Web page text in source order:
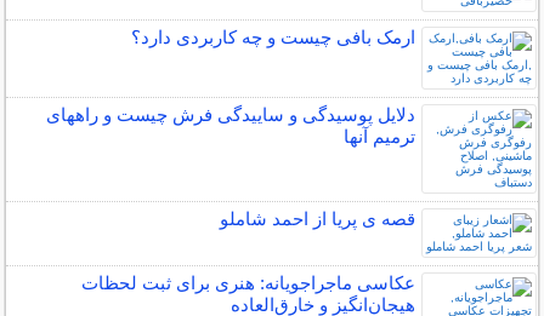
ارمک بافی چیست و چه کاربردی دارد؟
دلایل پوسیدگی و ساییدگی فرش چیست و راههای
ترمیم آنها
قصه ی پریا از احمد شاملو
عکاسی ماجراجویانه: هنری برای ثبت لحظات
هیجان‌انگیز و خارق‌العاده